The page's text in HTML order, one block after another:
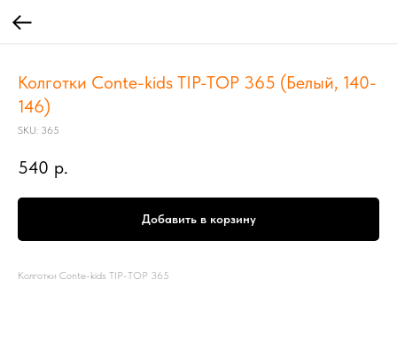
Колготки Conte-kids TIP-TOP 365 (Белый, 140-
146)
SKU: 365
540 р.
Добавить в корзину
Колготки Conte-kids TIP-TOP 365